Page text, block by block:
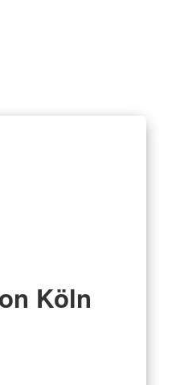
Köln